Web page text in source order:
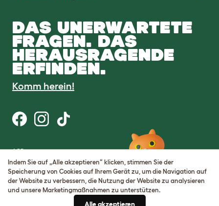
DAS UNERWARTETE
FRAGEN. DAS
HERAUSRAGENDE
ERFINDEN.
Komm herein!
AGB
Datenschutz
Cookie Settings
Sitemap
Indem Sie auf „Alle akzeptieren“ klicken, stimmen Sie der
Speicherung von Cookies auf Ihrem Gerät zu, um die Navigation auf
der Website zu verbessern, die Nutzung der Website zu analysieren
und unsere Marketingmaßnahmen zu unterstützen.
Alle akzeptieren